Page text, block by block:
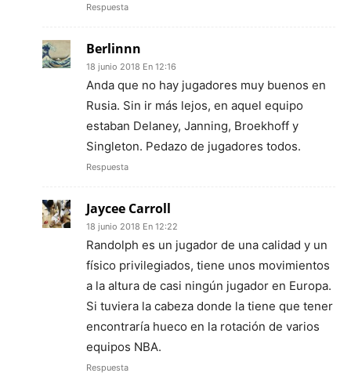
Respuesta
Berlinnn
18 junio 2018 En 12:16
Anda que no hay jugadores muy buenos en
Rusia. Sin ir más lejos, en aquel equipo
estaban Delaney, Janning, Broekhoff y
Singleton. Pedazo de jugadores todos.
Respuesta
Jaycee Carroll
18 junio 2018 En 12:22
Randolph es un jugador de una calidad y un
físico privilegiados, tiene unos movimientos
a la altura de casi ningún jugador en Europa.
Si tuviera la cabeza donde la tiene que tener
encontraría hueco en la rotación de varios
equipos NBA.
Respuesta